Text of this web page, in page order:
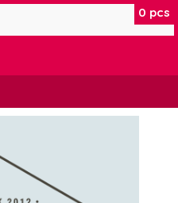
0 pcs